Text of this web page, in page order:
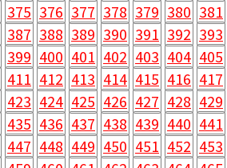
375 376 377 378 379 380 381
387 388 389 390 391 392 393
399 400 401 402 403 404 405
411 412 413 414 415 416 417
423 424 425 426 427 428 429
435 436 437 438 439 440 441
447 448 449 450 451 452 453